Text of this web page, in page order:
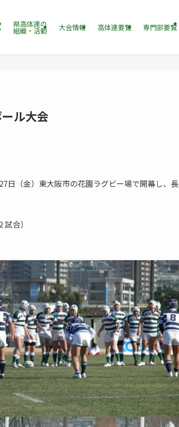
県高体連の
組織・活動 大会情報 高体連要覧 専門部要覧
ル大会
日（金）東大阪市の花園ラグビー場で開幕し、長
合）